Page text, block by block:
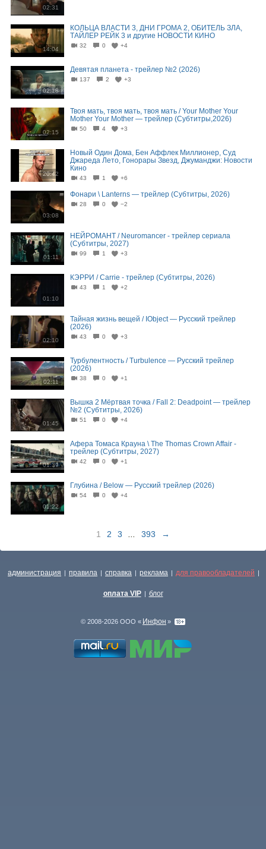
02:31
14:04
КОЛЬЦА ВЛАСТИ 3, ДНИ ГРОМА 2, ОБИТЕЛЬ ЗЛА,
ТАЙЛЕР РЕЙК 3 и другие НОВОСТИ КИНО
32 0 +4
02:18
Девятая планета - трейлер №2 (2026)
137 2 +3
02:15
Твоя мать, твоя мать, твоя мать / Your Mother Your
Mother Your Mother — трейлер (Субтитры,2026)
50 4 +3
20:42
Новый Один Дома, Бен Аффлек Миллионер, Суд
Джареда Лето, Гонорары Звезд, Джуманджи: Новости
Кино
43 1 +6
03:08
Фонари \ Lanterns — трейлер (Субтитры, 2026)
28 0 −2
01:11
НЕЙРОМАНТ / Neuromancer - трейлер сериала
(Субтитры, 2027)
99 1 +3
01:10
КЭРРИ / Carrie - трейлер (Субтитры, 2026)
43 1 +2
02:10
Тайная жизнь вещей / IObject — Русский трейлер
(2026)
43 0 +3
02:11
Турбулентность / Turbulence — Русский трейлер
(2026)
38 0 +1
01:45
Вышка 2 Мёртвая точка / Fall 2: Deadpoint — трейлер
№2 (Субтитры, 2026)
51 0 +4
01:39
Афера Томаса Крауна \ The Thomas Crown Affair -
трейлер (Субтитры, 2027)
42 0 +1
01:22
Глубина / Below — Русский трейлер (2026)
54 0 +4
1 2 3 393 →
администрация | правила | справка | реклама | для правообладателей |
оплата VIP | блог
© 2008-2026 ООО « Инфон »